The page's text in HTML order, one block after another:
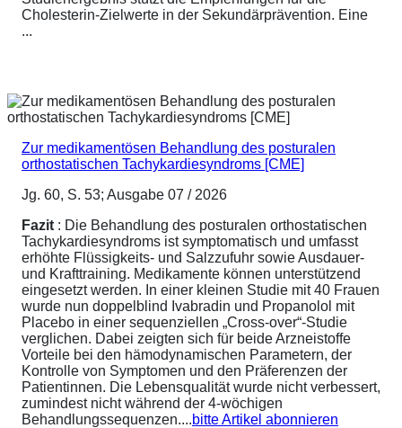
Cholesterin-Zielwerte in der Sekundärprävention. Eine
...
Zur medikamentösen Behandlung des posturalen
orthostatischen Tachykardiesyndroms [CME]
Jg. 60, S. 53; Ausgabe 07 / 2026
Fazit : Die Behandlung des posturalen orthostatischen
Tachykardiesyndroms ist symptomatisch und umfasst
erhöhte Flüssigkeits- und Salzzufuhr sowie Ausdauer-
und Krafttraining. Medikamente können unterstützend
eingesetzt werden. In einer kleinen Studie mit 40 Frauen
wurde nun doppelblind Ivabradin und Propanolol mit
Placebo in einer sequenziellen „Cross-over“-Studie
verglichen. Dabei zeigten sich für beide Arzneistoffe
Vorteile bei den hämodynamischen Parametern, der
Kontrolle von Symptomen und den Präferenzen der
Patientinnen. Die Lebensqualität wurde nicht verbessert,
zumindest nicht während der 4-wöchigen
Behandlungssequenzen....bitte Artikel abonnieren